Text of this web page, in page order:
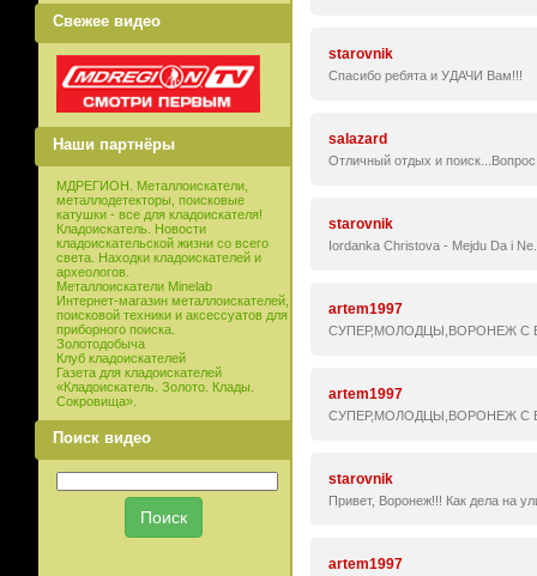
Свежее видео
Наши партнёры
МДРЕГИОН. Металлоискатели,
металлодетекторы, поисковые
катушки - все для кладоискателя!
Кладоискатель. Новости
кладоискательской жизни со всего
света. Находки кладоискателей и
археологов.
Металлоискатели Minelab
Интернет-магазин металлоискателей,
поисковой техники и аксессуатов для
приборного поиска.
Золотодобыча
Клуб кладоискателей
Газета для кладоискателей
«Кладоискатель. Золото. Клады.
Сокровища».
Поиск видео
starovnik
Спасибо ребята и УДАЧИ Вам!!!
salazard
Отличный отдых и
starovnik
Iordanka Christova - Mejdu Da i
artem1997
СУПЕР,МОЛОДЦЫ,ВОРОНЕЖ С
artem1997
СУПЕР,МОЛОДЦЫ,ВОРОНЕЖ С
starovnik
Привет, Воронеж!!! Как дела на
artem1997